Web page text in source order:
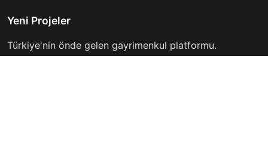
Yeni Projeler
Türkiye'nin önde gelen gayrimenkul platformu.
Hayalinizdeki evi bulmanıza yardımcı oluyoruz.